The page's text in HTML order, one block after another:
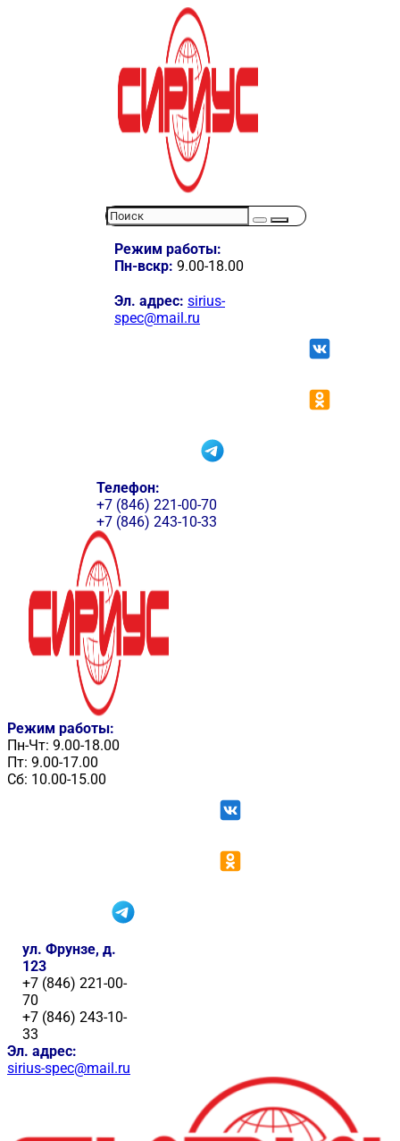
Режим работы:
Пн-вскр: 9.00-18.00
Эл. адрес: sirius-
spec@mail.ru
Телефон:
+7 (846) 221-00-70
+7 (846) 243-10-33
Режим работы:
Пн-Чт: 9.00-18.00
Пт: 9.00-17.00
Сб: 10.00-15.00
ул. Фрунзе, д.
123
+7 (846) 221-00-
70
+7 (846) 243-10-
33
Эл. адрес:
sirius-spec@mail.ru